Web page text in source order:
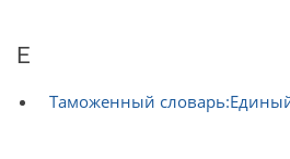
Е
Таможенный